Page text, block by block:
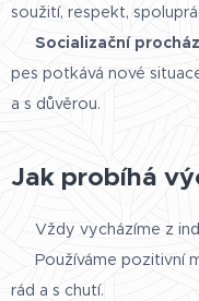
soužití, respekt,
Socializační
pes potkává nové
a s důvěrou.
Jak probíhá
👉 Vždy vycházíme z
👉 Používáme pozitivní
rád a s chutí.